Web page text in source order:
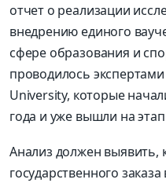
отчет о реализации
внедрению единого
сфере образования и
проводилось
University, которые
года и уже вышли на
Анализ должен выявить,
государственного